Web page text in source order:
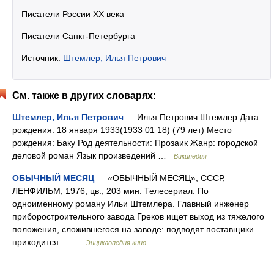
Писатели России XX века
Писатели Санкт-Петербурга
Источник: Штемлер, Илья Петрович
См. также в других словарях:
Штемлер, Илья Петрович — Илья Петрович Штемлер Дата
рождения: 18 января 1933(1933 01 18) (79 лет) Место
рождения: Баку Род деятельности: Прозаик Жанр: городской
деловой роман Язык произведений …
Википедия
ОБЫЧНЫЙ МЕСЯЦ — «ОБЫЧНЫЙ МЕСЯЦ», СССР,
ЛЕНФИЛЬМ, 1976, цв., 203 мин. Телесериал. По
одноименному роману Ильи Штемлера. Главный инженер
приборостроительного завода Греков ищет выход из тяжелого
положения, сложившегося на заводе: подводят поставщики
приходится… …
Энциклопедия кино